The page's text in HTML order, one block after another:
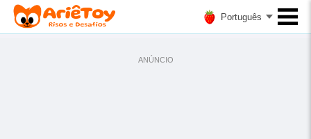
ANÚNCIO
Português